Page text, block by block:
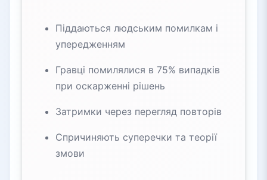
Піддаються людським помилкам і
упередженням
Гравці помилялися в 75% випадків
при оскарженні рішень
Затримки через перегляд повторів
Спричиняють суперечки та теорії
змови